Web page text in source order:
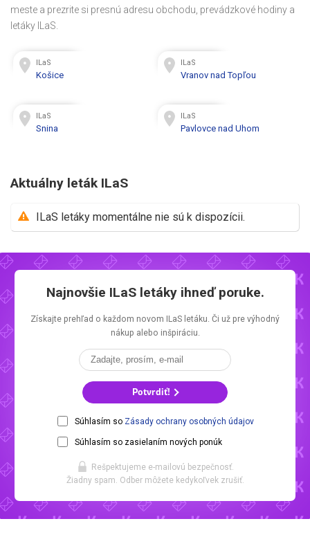
meste a prezrite si presnú adresu obchodu, prevádzkové hodiny a
letáky ILaS.
ILaS
Košice
ILaS
Vranov nad Topľou
ILaS
Snina
ILaS
Pavlovce nad Uhom
Aktuálny leták ILaS
ILaS letáky momentálne nie sú k dispozícii.
Najnovšie ILaS letákyihneď poruke.
Získajte prehľad o každom novom ILaS letáku. Či už pre výhodný
nákup alebo inšpiráciu.
Potvrdiť!
Súhlasím so Zásady ochrany osobných údajov
Súhlasím so zasielaním nových ponúk
Rešpektujeme e-mailovú bezpečnosť.
Žiadny spam. Odber môžete kedykoľvek zrušiť.